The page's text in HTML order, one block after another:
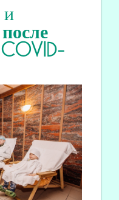
и
после
-